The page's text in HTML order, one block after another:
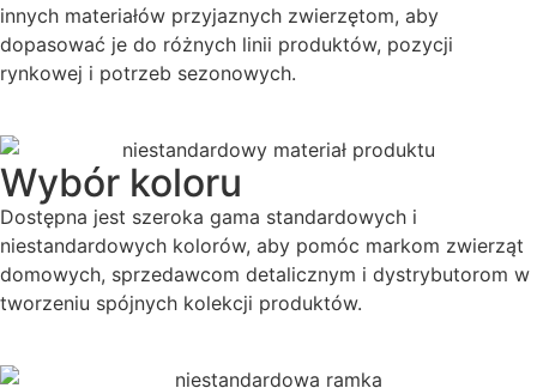
innych materiałów przyjaznych zwierzętom, aby
dopasować je do różnych linii produktów, pozycji
rynkowej i potrzeb sezonowych.
Wybór koloru
Dostępna jest szeroka gama standardowych i
niestandardowych kolorów, aby pomóc markom zwierząt
domowych, sprzedawcom detalicznym i dystrybutorom w
tworzeniu spójnych kolekcji produktów.